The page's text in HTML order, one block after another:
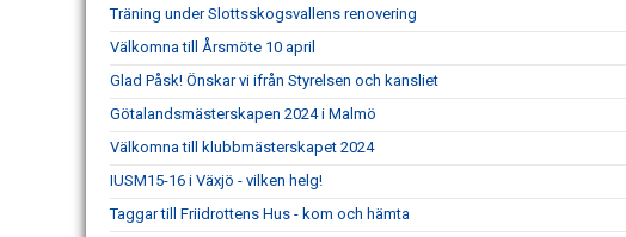
Träning under Slottsskogsvallens renovering
Välkomna till Årsmöte 10 april
Glad Påsk! Önskar vi ifrån Styrelsen och kansliet
Götalandsmästerskapen 2024 i Malmö
Välkomna till klubbmästerskapet 2024
IUSM15-16 i Växjö - vilken helg!
Taggar till Friidrottens Hus - kom och hämta